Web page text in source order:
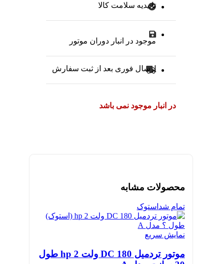
تاییدیه سلامت کالا
موجود در انبار دوران موتور
ارسال فوری بعد از ثبت سفارش
در انبار موجود نمی باشد
محصولات مشابه
تمام شد استوک
نمایش سریع
موتور تردمیل DC 180 ولت 2 hp طول